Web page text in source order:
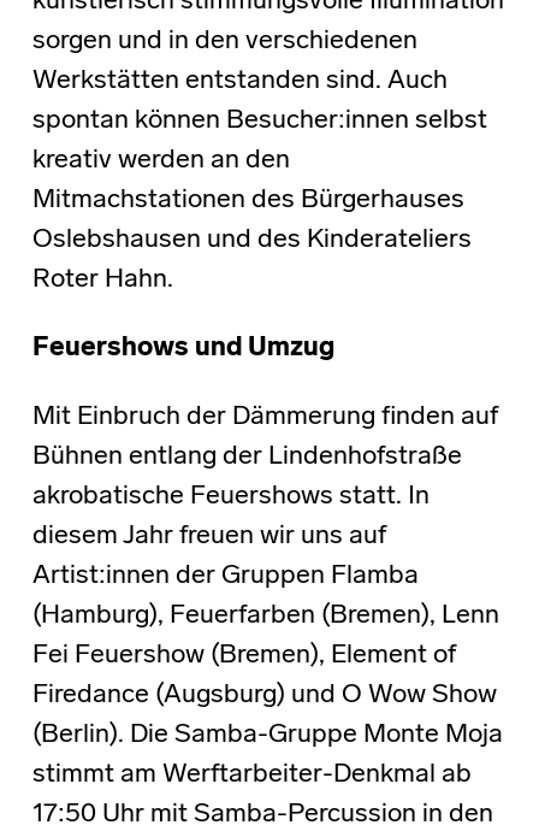
sorgen und in den verschiedenen
Werkstätten entstanden sind. Auch
spontan können Besucher:innen selbst
kreativ werden an den
Mitmachstationen des Bürgerhauses
Oslebshausen und des Kinderateliers
Roter Hahn.
Feuershows und Umzug
Mit Einbruch der Dämmerung finden auf
Bühnen entlang der Lindenhofstraße
akrobatische Feuershows statt. In
diesem Jahr freuen wir uns auf
Artist:innen der Gruppen Flamba
(Hamburg), Feuerfarben (Bremen), Lenn
Fei Feuershow (Bremen), Element of
Firedance (Augsburg) und O Wow Show
(Berlin). Die Samba-Gruppe Monte Moja
stimmt am Werftarbeiter-Denkmal ab
17:50 Uhr mit Samba-Percussion in den